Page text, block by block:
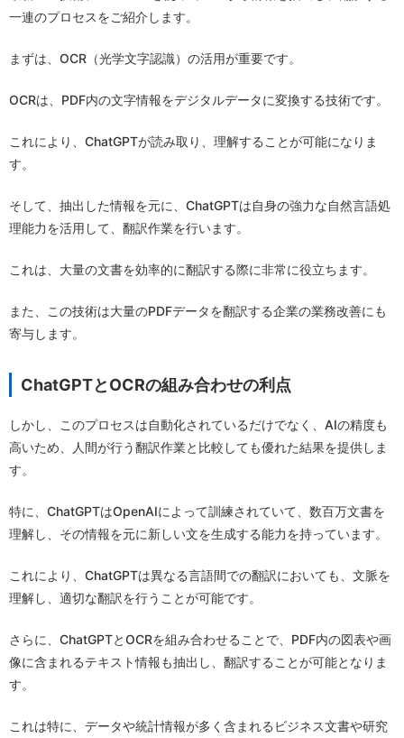
一連のプロセスをご紹介します。
まずは、OCR（光学文字認識）の活用が重要です。
OCRは、PDF内の文字情報をデジタルデータに変換する技術です。
これにより、ChatGPTが読み取り、理解することが可能になりま
す。
そして、抽出した情報を元に、ChatGPTは自身の強力な自然言語処
理能力を活用して、翻訳作業を行います。
これは、大量の文書を効率的に翻訳する際に非常に役立ちます。
また、この技術は大量のPDFデータを翻訳する企業の業務改善にも
寄与します。
ChatGPTとOCRの組み合わせの利点
しかし、このプロセスは自動化されているだけでなく、AIの精度も
高いため、人間が行う翻訳作業と比較しても優れた結果を提供しま
す。
特に、ChatGPTはOpenAIによって訓練されていて、数百万文書を
理解し、その情報を元に新しい文を生成する能力を持っています。
これにより、ChatGPTは異なる言語間での翻訳においても、文脈を
理解し、適切な翻訳を行うことが可能です。
さらに、ChatGPTとOCRを組み合わせることで、PDF内の図表や画
像に含まれるテキスト情報も抽出し、翻訳することが可能となりま
す。
これは特に、データや統計情報が多く含まれるビジネス文書や研究